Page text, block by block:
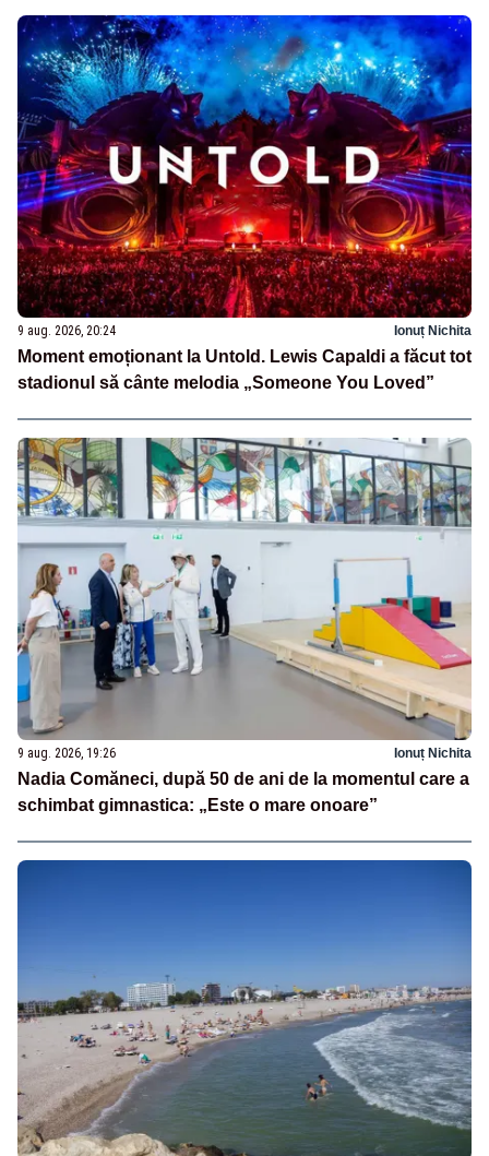
9 aug. 2026, 20:24 Ionuț Nichita
Moment emoționant la Untold. Lewis Capaldi a făcut tot
stadionul să cânte melodia „Someone You Loved”
9 aug. 2026, 19:26 Ionuț Nichita
Nadia Comăneci, după 50 de ani de la momentul care a
schimbat gimnastica: „Este o mare onoare”